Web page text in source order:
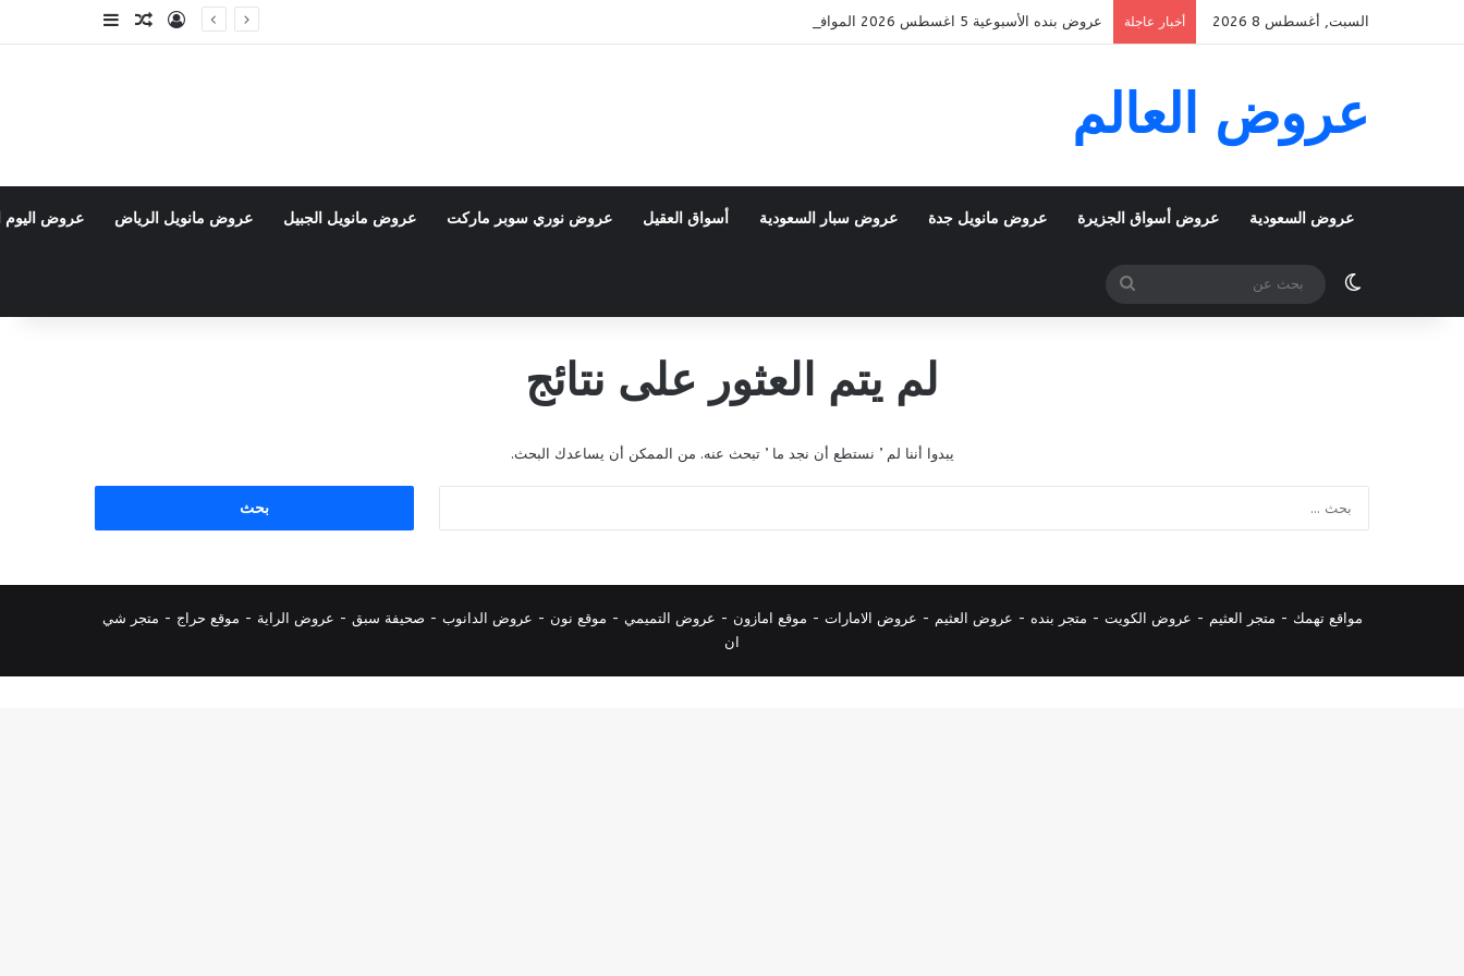
السبت, أغسطس 8 2026 أخبار عاجلة عروض بنده الأسبوعية 5 اغسطس 2026 الموافق 22 صفر 1448 Back To School تسجيل الدخول
مقال عشوائي
إضافة عمود
عروض العالم
عروض السعودية عروض أسواق الجزيرة عروض مانويل جدة عروض سبار السعودية أسواق العقيل عروض نوري سوبر ماركت عروض مانويل الجبيل عروض مانويل الرياض عروض اليوم
الوضع المظلم
بحث
عن
لم يتم العثور على نتائج
يبدوا أننا لم ’ نستطع أن نجد ما ’ تبحث عنه. من الممكن أن يساعدك البحث.
مواقع تهمك - متجر العثيم - عروض الكويت - متجر بنده - عروض العثيم - عروض الامارات - موقع امازون - عروض التميمي - موقع نون - عروض الدانوب - صحيفة سبق - عروض الراية - موقع حراج - متجر شي
ان